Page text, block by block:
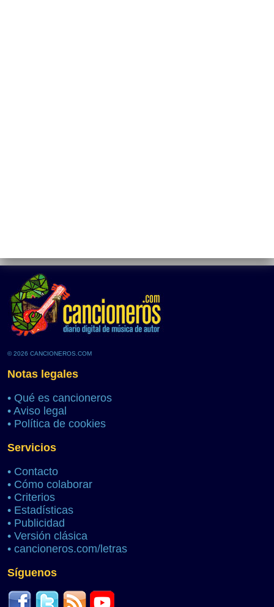
© 2026 CANCIONEROS.COM
Notas legales
• Qué es cancioneros
• Aviso legal
• Política de cookies
Servicios
• Contacto
• Cómo colaborar
• Criterios
• Estadísticas
• Publicidad
• Versión clásica
• cancioneros.com/letras
Síguenos